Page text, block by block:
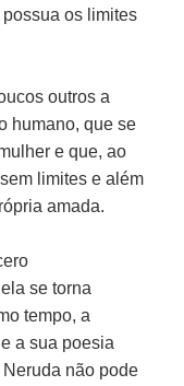
os limites
outros a
humano, que se
e que, ao
limites e além
amada.
se torna
tempo, a
a sua poesia
não pode